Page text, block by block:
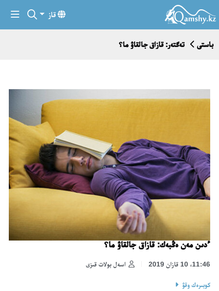
قاز
باستى تەگتەر: قازاق جالقاۋ ما؟
ءدىن مەن ەڭبەك: قازاق جالقاۋ ما؟
اسەل بولات قىزى 11:46، 10 قازان 2019
كوبىرەك وقۋ